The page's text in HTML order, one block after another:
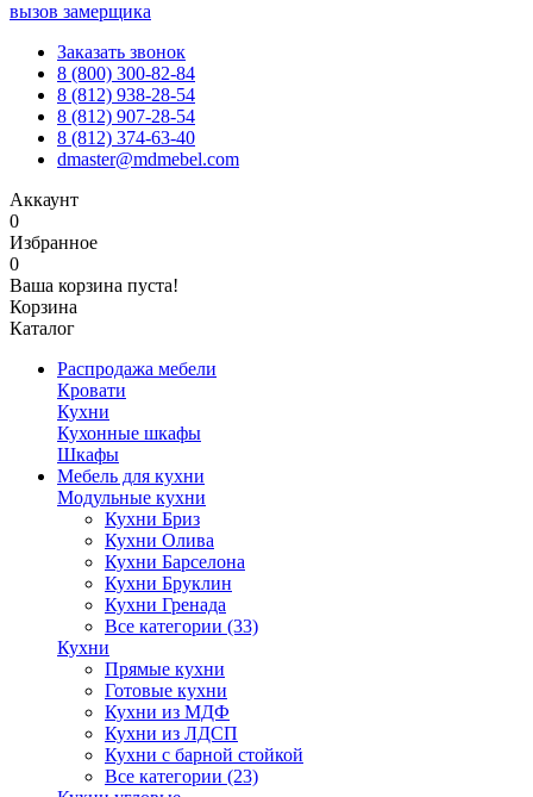
вызов замерщика
Заказать звонок
8 (800) 300-82-84
8 (812) 938-28-54
8 (812) 907-28-54
8 (812) 374-63-40
dmaster@mdmebel.com
Аккаунт
0
Избранное
0
Ваша корзина пуста!
Корзина
Каталог
Распродажа мебели
Кровати
Кухни
Кухонные шкафы
Шкафы
Мебель для кухни
Модульные кухни
Кухни Бриз
Кухни Олива
Кухни Барселона
Кухни Бруклин
Кухни Гренада
Все категории (33)
Кухни
Прямые кухни
Готовые кухни
Кухни из МДФ
Кухни из ЛДСП
Кухни с барной стойкой
Все категории (23)